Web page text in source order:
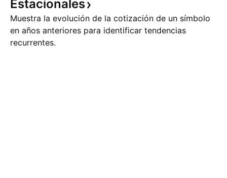
Estacionales
Muestra la evolución de la cotización de un símbolo
en años anteriores para identificar tendencias
recurrentes.